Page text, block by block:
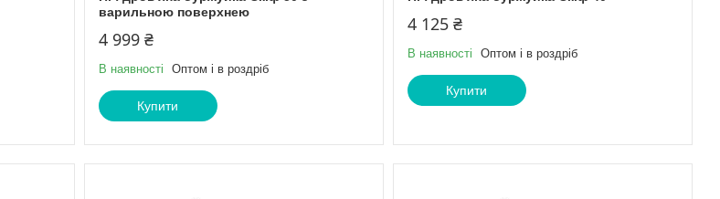
варильною поверхнею
4 999 ₴
В наявності Оптом і в роздріб
Купити
4 125 ₴
В наявності Оптом і в роздріб
Купити